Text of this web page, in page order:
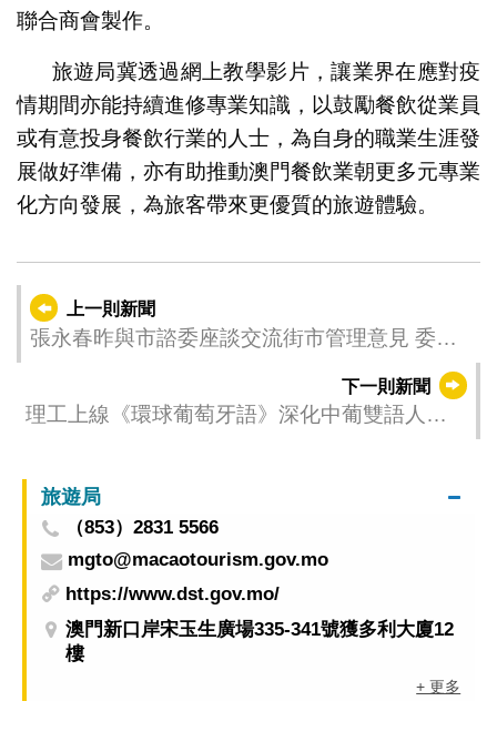
聯合商會製作。
旅遊局冀透過網上教學影片，讓業界在應對疫
情期間亦能持續進修專業知識，以鼓勵餐飲從業員
或有意投身餐飲行業的人士，為自身的職業生涯發
展做好準備，亦有助推動澳門餐飲業朝更多元專業
化方向發展，為旅客帶來更優質的旅遊體驗。
上一則新聞
張永春昨與市諮委座談交流街市管理意見 委員
下一則新聞
理工上線《環球葡萄牙語》深化中葡雙語人才
旅遊局
（853）2831 5566
mgto@macaotourism.gov.mo
https://www.dst.gov.mo/
澳門新口岸宋玉生廣場335-341號獲多利大廈12
樓
+ 更多